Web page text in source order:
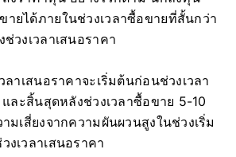
ายได้ภายในช่วงเวลาซื้อขายที่สั้นกว่า
วงเวลาเสนอราคา
าเสนอราคาจะเริ่มต้นก่อนช่วงเวลา
ละสิ้นสุดหลังช่วงเวลาซื้อขาย 5-10
มเสี่ยงจากความผันผวนสูงในช่วงเริ่ม
เวลาเสนอราคา